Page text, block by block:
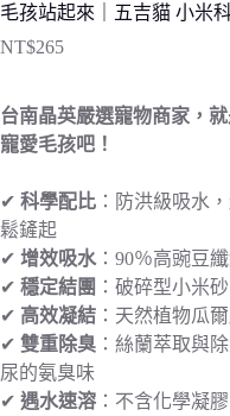
毛孩站起來｜五吉貓 小米
NT$265
台南晶英嚴選寵物商家，
寵愛毛孩吧！
✔ 科學配比 ：防洪級吸水
鬆鏟起
✔ 增效吸水：90％高豌豆
✔ 穩定結團 ：破碎型小米
✔ 高效凝結 ：天然植物瓜
✔ 雙重除臭 ：絲蘭萃取與
尿的氨臭味
✔ 遇水速溶 ：不含化學凝